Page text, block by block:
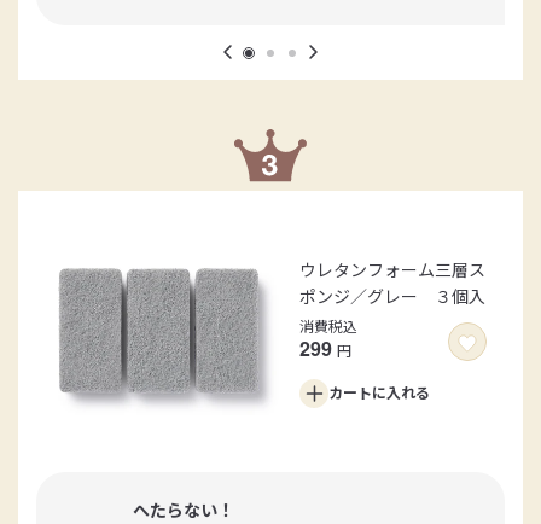
ウレタンフォーム三層ス
ポンジ／グレー ３個入
消費税込
299 円
カートに入れる
へたらない！